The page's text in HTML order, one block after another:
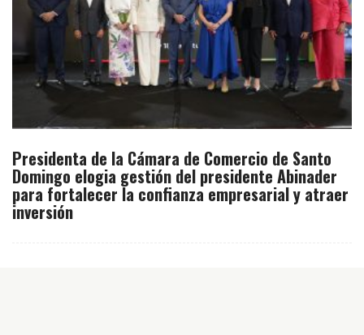
Presidenta de la Cámara de Comercio de Santo
Domingo elogia gestión del presidente Abinader
para fortalecer la confianza empresarial y atraer
inversión